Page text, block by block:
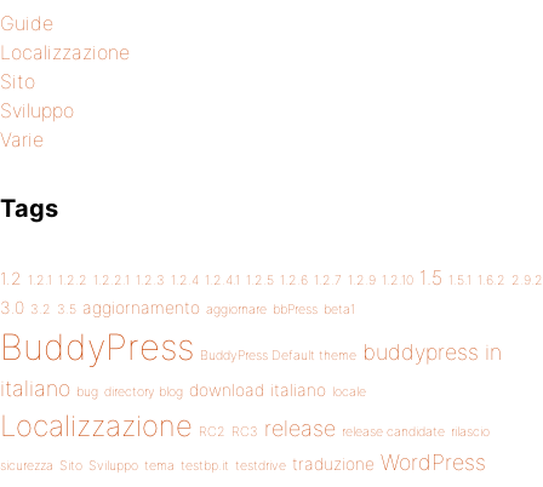
Guide
Localizzazione
Sito
Sviluppo
Varie
Tags
1.2 1.2.1 1.2.2 1.2.2.1 1.2.3 1.2.4 1.2.4.1 1.2.5 1.2.6 1.2.7 1.2.9 1.2.10 1.5 1.5.1 1.6.2 2.9.2
3.0 3.2 3.5 aggiornamento aggiornare bbPress beta1
BuddyPress BuddyPress Default theme buddypress in
italiano bug directory blog download italiano locale
Localizzazione RC2 RC3 release release candidate rilascio
sicurezza Sito Sviluppo tema testbp.it testdrive traduzione WordPress